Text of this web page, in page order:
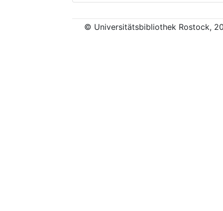
© Universitätsbibliothek Rostock,